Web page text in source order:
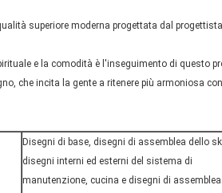
superiore moderna progettata dal
e la comodità è l'inseguimento di questo
che incita la gente a ritenere più armoniosa
Disegni di base, disegni di assemblea dello
disegni interni ed esterni del sistema di
manutenzione, cucina e disegni di assemblea